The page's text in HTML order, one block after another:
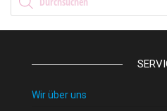
Wir über uns